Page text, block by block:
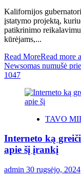
Kalifornijos
įstatymo projektą,
patikrinimo
kūrėjams,...
Read MoreRead more
Newsomas numušė
1047
TAVO
Interneto ką
apie šį įrankį
admin 30 rugsėjo, 2024